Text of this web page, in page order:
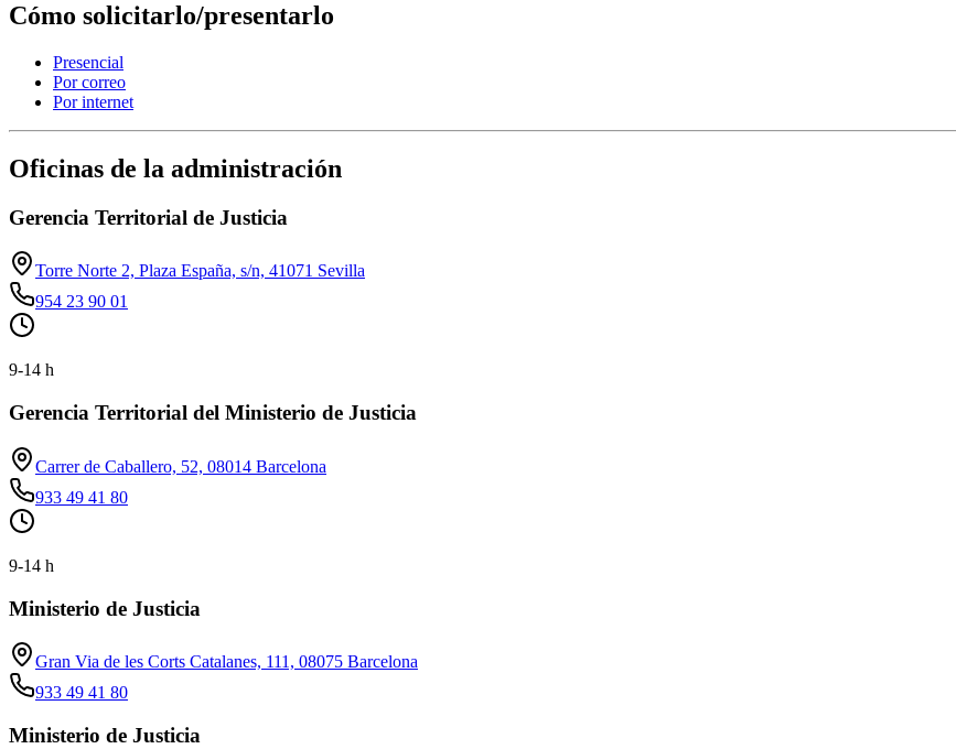
Cómo solicitarlo/presentarlo
Presencial
Por correo
Por internet
Oficinas de la administración
Gerencia Territorial de Justicia
Torre Norte 2, Plaza España, s/n, 41071 Sevilla
954 23 90 01
9-14 h
Gerencia Territorial del Ministerio de Justicia
Carrer de Caballero, 52, 08014 Barcelona
933 49 41 80
9-14 h
Ministerio de Justicia
Gran Via de les Corts Catalanes, 111, 08075 Barcelona
933 49 41 80
Ministerio de Justicia